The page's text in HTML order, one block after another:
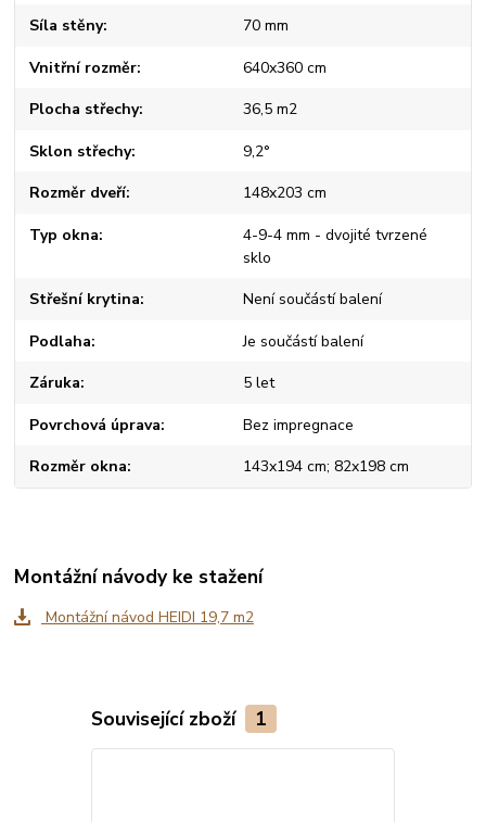
Síla stěny 70 mm
Vnitřní rozměr 640x360 cm
Plocha střechy 36,5 m2
Sklon střechy 9,2°
Rozměr dveří 148x203 cm
Typ okna
4-9-4 mm - dvojité tvrzené
sklo
Střešní krytina Není součástí balení
Podlaha Je součástí balení
Záruka 5 let
Povrchová úprava Bez impregnace
Rozměr okna 143x194 cm; 82x198 cm
Montážní návody ke stažení
Montážní návod HEIDI 19,7 m2
Související zboží 1